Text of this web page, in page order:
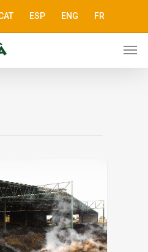
ESP ENG FR